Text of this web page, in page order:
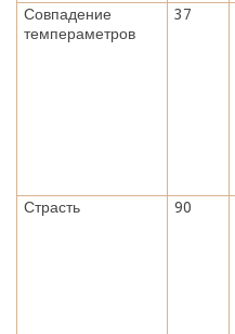
Совпадение
темпераметров
37
Страсть 90